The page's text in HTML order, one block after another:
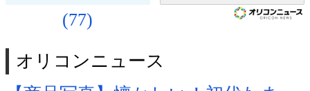
(77)
オリコンニュース